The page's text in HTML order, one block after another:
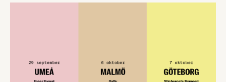
konsumentmaktsdirektivet. Livsmedelsföretagen